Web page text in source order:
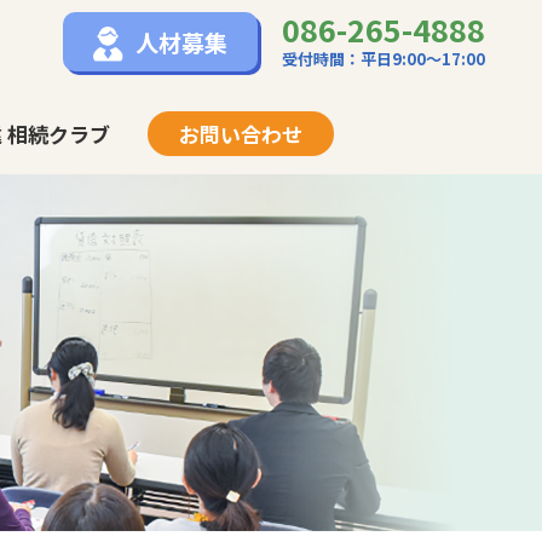
人材募集 086-265-4888
受付時間：平日9:00〜17:00
相続クラブ お問い合わせ